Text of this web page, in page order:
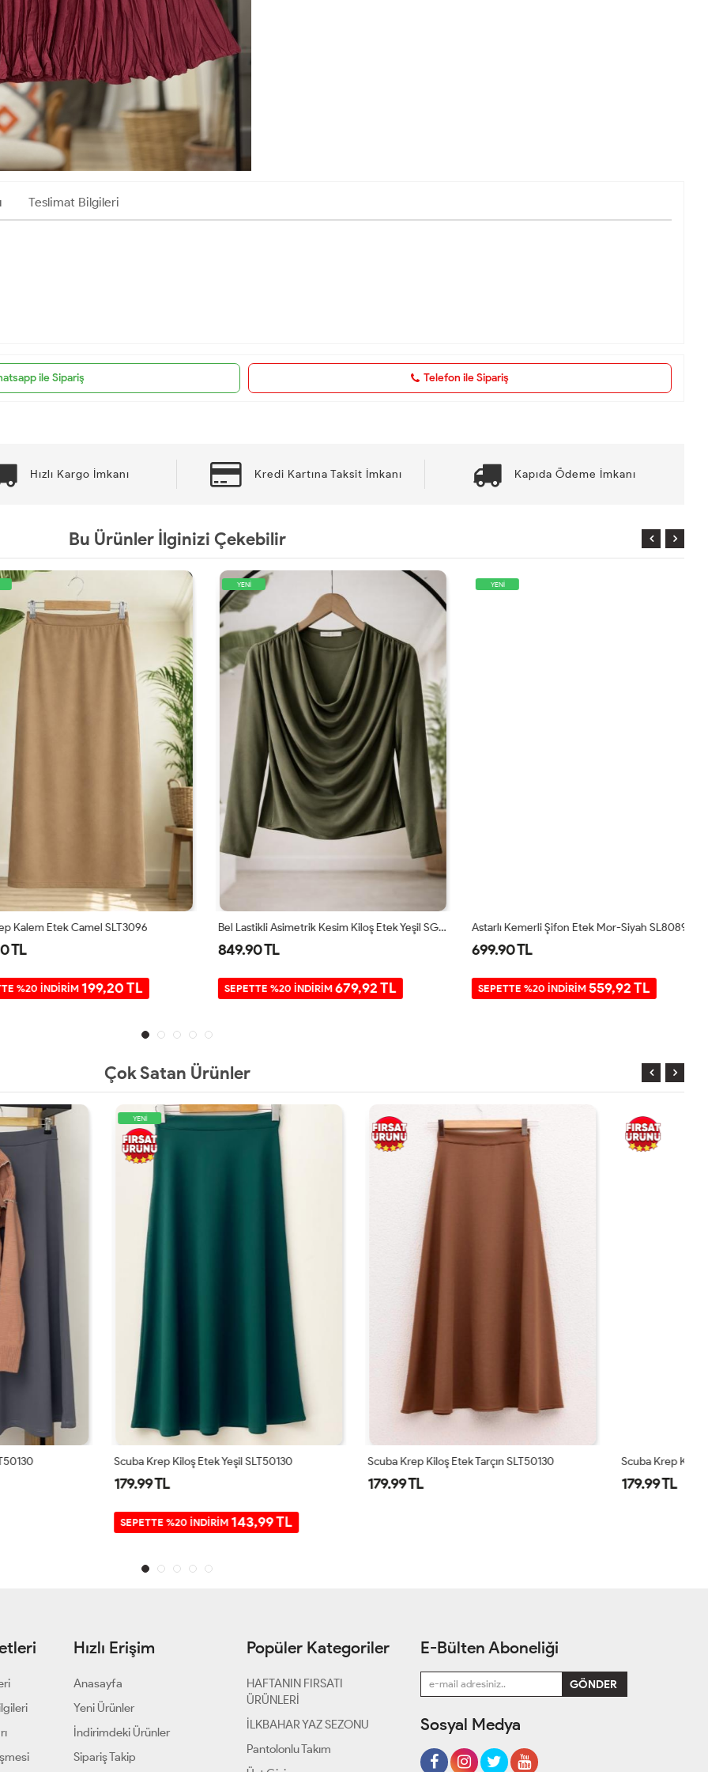
Teslimat Bilgileri
ile Sipariş Telefon ile Sipariş
Hızlı Kargo İmkanı Kredi Kartına Taksit İmkanı Kapıda Ödeme İmkanı
Bu Ürünler İlginizi Çekebilir
Etek Camel SLT3096
İNDİRİM199,20 TL
Bel Lastikli Asimetrik Kesim Kiloş Etek Yeşil SG2067
849.90 TL
SEPETTE %20 İNDİRİM679,92 TL
Astarlı Kemerli Şifon Etek Mor-Siyah SL8089
699.90 TL
SEPETTE %20 İNDİRİM559,92 TL
Çok Satan Ürünler
Etek Yeşil SLT50130 Scuba Krep Kiloş Etek Tarçın SLT50130 Scuba Krep Kiloş Etek Bej SLT50130
Hızlı Erişim
Anasayfa
Yeni Ürünler
İndirimdeki Ürünler
Sipariş Takip
Popüler Kategoriler
HAFTANIN FIRSATI
ÜRÜNLERİ
İLKBAHAR YAZ SEZONU
Pantolonlu Takım
E-Bülten Aboneliği
Sosyal Medya